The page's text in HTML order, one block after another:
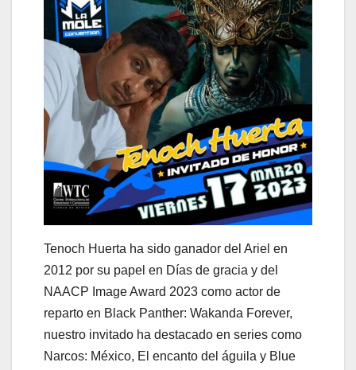
Tenoch Huerta ha sido ganador del Ariel en
2012 por su papel en Días de gracia y del
NAACP Image Award 2023 como actor de
reparto en Black Panther: Wakanda Forever,
nuestro invitado ha destacado en series como
Narcos: México, El encanto del águila y Blue